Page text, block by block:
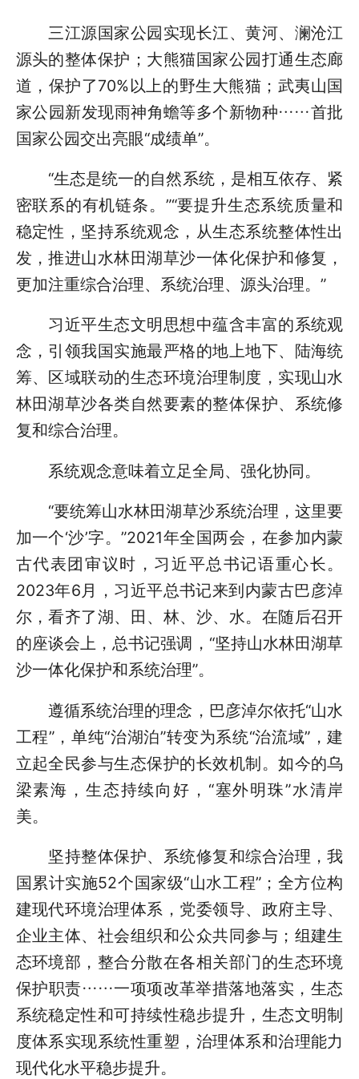
三江源国家公园实现长江、黄河、澜沧江
源头的整体保护；大熊猫国家公园打通生态廊
道，保护了70%以上的野生大熊猫；武夷山国
家公园新发现雨神角蟾等多个新物种……首批
国家公园交出亮眼“成绩单”。
“生态是统一的自然系统，是相互依存、紧
密联系的有机链条。”“要提升生态系统质量和
稳定性，坚持系统观念，从生态系统整体性出
发，推进山水林田湖草沙一体化保护和修复，
更加注重综合治理、系统治理、源头治理。”
习近平生态文明思想中蕴含丰富的系统观
念，引领我国实施最严格的地上地下、陆海统
筹、区域联动的生态环境治理制度，实现山水
林田湖草沙各类自然要素的整体保护、系统修
复和综合治理。
系统观念意味着立足全局、强化协同。
“要统筹山水林田湖草沙系统治理，这里要
加一个‘沙’字。”2021年全国两会，在参加内蒙
古代表团审议时，习近平总书记语重心长。
2023年6月，习近平总书记来到内蒙古巴彦淖
尔，看齐了湖、田、林、沙、水。在随后召开
的座谈会上，总书记强调，“坚持山水林田湖草
沙一体化保护和系统治理”。
遵循系统治理的理念，巴彦淖尔依托“山水
工程”，单纯“治湖泊”转变为系统“治流域”，建
立起全民参与生态保护的长效机制。如今的乌
梁素海，生态持续向好，“塞外明珠”水清岸
美。
坚持整体保护、系统修复和综合治理，我
国累计实施52个国家级“山水工程”；全方位构
建现代环境治理体系，党委领导、政府主导、
企业主体、社会组织和公众共同参与；组建生
态环境部，整合分散在各相关部门的生态环境
保护职责……一项项改革举措落地落实，生态
系统稳定性和可持续性稳步提升，生态文明制
度体系实现系统性重塑，治理体系和治理能力
现代化水平稳步提升。